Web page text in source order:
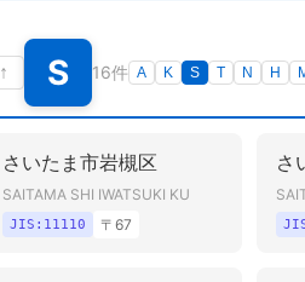
↑ S 16件 A K S T N H
さいたま市岩槻区
SAITAMA SHI IWATSUKI KU
JIS: 11110 〒 67
さ